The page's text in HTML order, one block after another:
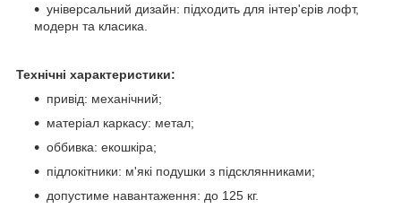
універсальний дизайн: підходить для інтер'єрів лофт,
модерн та класика.
Технічні характеристики:
привід: механічний;
матеріал каркасу: метал;
оббивка: екошкіра;
підлокітники: м'які подушки з підсклянниками;
допустиме навантаження: до 125 кг.